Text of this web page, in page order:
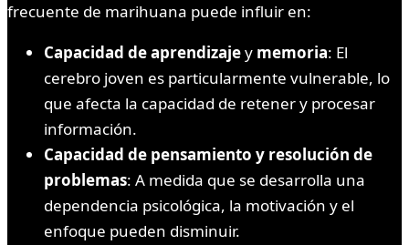
frecuente de marihuana puede influir en:
Capacidad de aprendizajey memoria: El
cerebro joven es particularmente vulnerable, lo
que afecta la capacidad de retener y procesar
información.
Capacidad de pensamiento y resolución de
problemas: A medida que se desarrolla una
dependencia psicológica, la motivación y el
enfoque pueden disminuir.